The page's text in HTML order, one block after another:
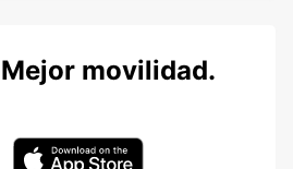
movilidad.